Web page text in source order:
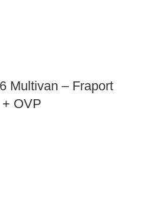
Multivan – Fraport
OVP